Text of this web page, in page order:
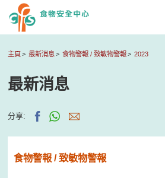
主頁 最新消息 食物警報 / 致敏物警報 2023
最新消息
分享:
食物警報 / 致敏物警報